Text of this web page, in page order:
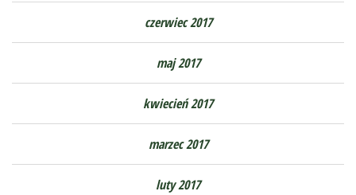
czerwiec 2017
maj 2017
kwiecień 2017
marzec 2017
luty 2017